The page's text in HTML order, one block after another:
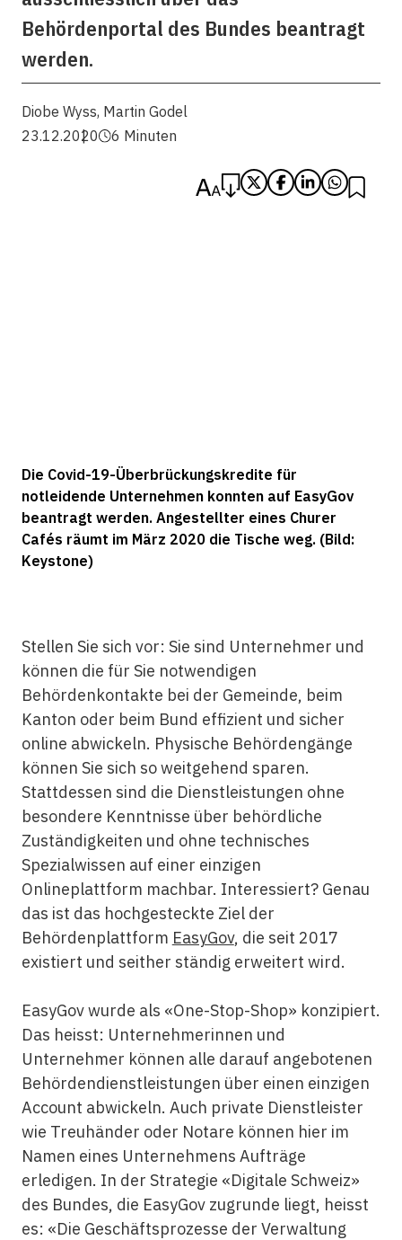
Behördenportal des Bundes beantragt
werden.
Diobe Wyss, Martin Godel
23.12.2020
6 Minuten
Die Covid-19-Überbrückungskredite für
notleidende Unternehmen konnten auf EasyGov
beantragt werden. Angestellter eines Churer
Cafés räumt im März 2020 die Tische weg. (Bild:
Keystone)
Stellen Sie sich vor: Sie sind Unternehmer und
können die für Sie notwendigen
Behördenkontakte bei der Gemeinde, beim
Kanton oder beim Bund effizient und sicher
online abwickeln. Physische Behördengänge
können Sie sich so weitgehend sparen.
Stattdessen sind die Dienstleistungen ohne
besondere Kenntnisse über behördliche
Zuständigkeiten und ohne technisches
Spezialwissen auf einer einzigen
Onlineplattform machbar. Interessiert? Genau
das ist das hochgesteckte Ziel der
Behördenplattform EasyGov, die seit 2017
existiert und seither ständig erweitert wird.
EasyGov wurde als «One-Stop-Shop» konzipiert.
Das heisst: Unternehmerinnen und
Unternehmer können alle darauf angebotenen
Behördendienstleistungen über einen einzigen
Account abwickeln. Auch private Dienstleister
wie Treuhänder oder Notare können hier im
Namen eines Unternehmens Aufträge
erledigen. In der Strategie «Digitale Schweiz»
des Bundes, die EasyGov zugrunde liegt, heisst
es: «Die Geschäftsprozesse der Verwaltung